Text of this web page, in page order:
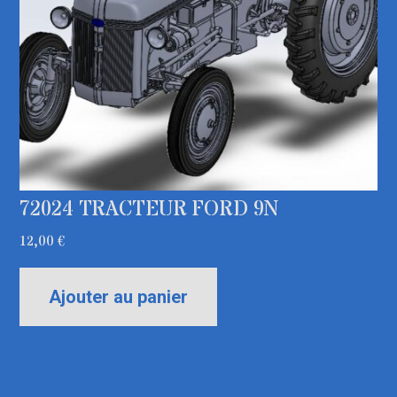
72024 TRACTEUR FORD 9N
12,00€
Ajouter au panier